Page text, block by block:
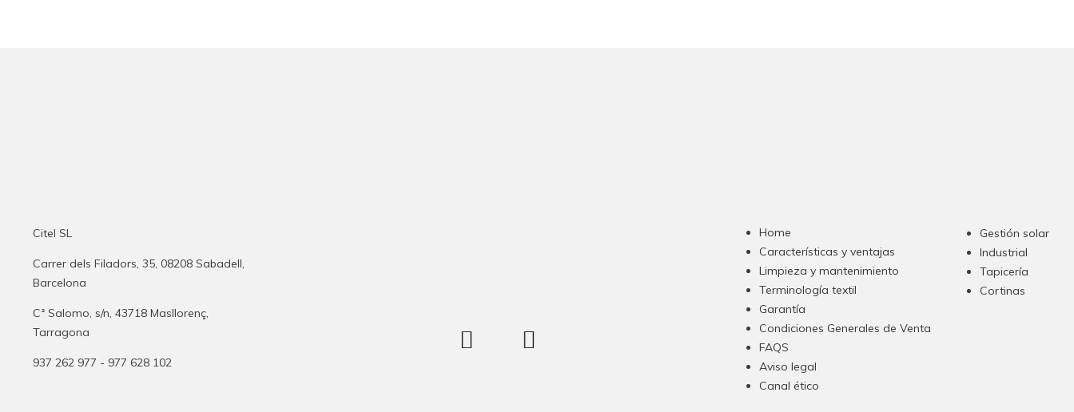
Citel SL
Carrer dels Filadors, 35, 08208 Sabadell,
Barcelona
Cª Salomo, s/n, 43718 Masllorenç,
Tarragona
937 262 977 - 977 628 102
Home
Características y ventajas
Limpieza y mantenimiento
Terminología textil
Garantía
Condiciones Generales de Venta
FAQS
Aviso legal
Canal ético
Gestión solar
Industrial
Tapicería
Cortinas